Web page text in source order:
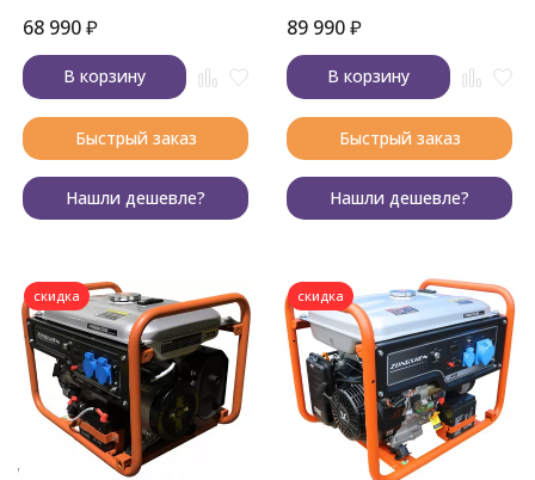
68 990₽
В корзину
Быстрый заказ
Нашли дешевле?
89 990₽
В корзину
Быстрый заказ
Нашли дешевле?
скидка скидка